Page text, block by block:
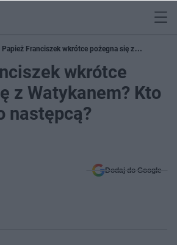
Papież Franciszek wkrótce pożegna się z
następcą?
wkrótce
z Watykanem? Kto
następcą?
Dodaj do Google